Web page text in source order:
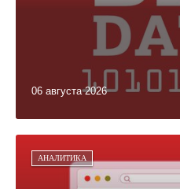
06 августа 2026
АНАЛИТИКА